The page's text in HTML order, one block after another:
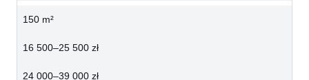
150 m²
16 500–25 500 zł
24 000–39 000 zł